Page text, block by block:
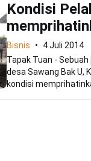
Kondisi
Bisnis
4 Juli 2014
Tapak Tuan -
desa Sawang Bak U,
kondisi